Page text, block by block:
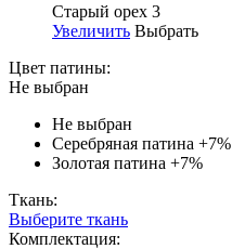
Старый орех 3
Увеличить Выбрать
Цвет патины:
Не выбран
Не выбран
Серебряная патина +7%
Золотая патина +7%
Ткань:
Выберите ткань
Комплектация: